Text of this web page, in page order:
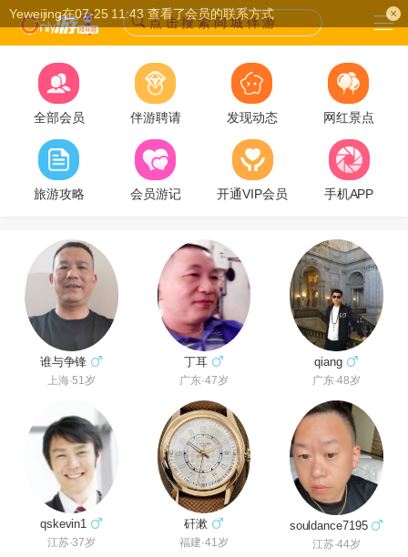
点 击 搜 索 同 城 伴 游
全部会员 伴游聘请 发现动态 网红景点
旅游攻略 会员游记 开通VIP会员 手机APP
谁与争锋
上海·51岁
丁耳
广东·47岁
qiang
广东·48岁
qskevin1
江苏·37岁
矸漱
福建·41岁
souldance7195
江苏·44岁
Yeweijing在07-25 11:43 查看了会员的联系方式